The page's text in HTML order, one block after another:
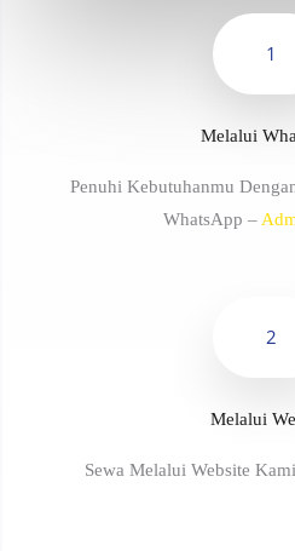
1
Melalui
Penuhi Kebutuhanmu
WhatsApp –
2
Melalui
Sewa Melalui Website